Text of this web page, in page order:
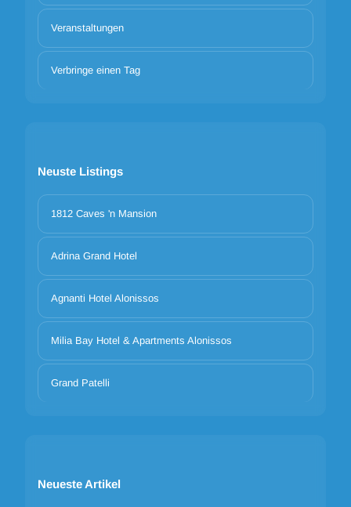
Veranstaltungen
Verbringe einen Tag
Neuste Listings
1812 Caves 'n Mansion
Adrina Grand Hotel
Agnanti Hotel Alonissos
Milia Bay Hotel & Apartments Alonissos
Grand Patelli
Neueste Artikel